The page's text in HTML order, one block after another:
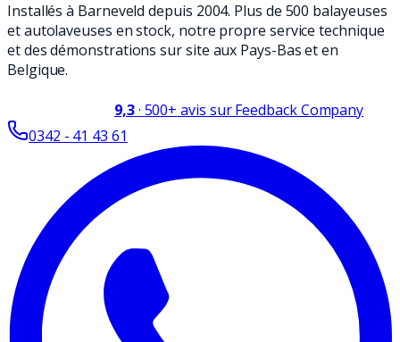
Installés à Barneveld depuis 2004. Plus de 500 balayeuses
et autolaveuses en stock, notre propre service technique
et des démonstrations sur site aux Pays-Bas et en
Belgique.
9,3· 500+ avis sur Feedback Company
0342 - 41 43 61